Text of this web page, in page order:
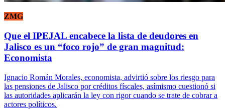
ZMG
Que el IPEJAL encabece la lista de deudores en
Jalisco es un “foco rojo” de gran magnitud:
Economista
Ignacio Román Morales, economista, advirtió sobre los riesgo para
las pensiones de Jalisco por créditos físcales, asímismo cuestionó si
las autoridades aplicarán la ley con rigor cuando se trate de cobrar a
actores políticos.